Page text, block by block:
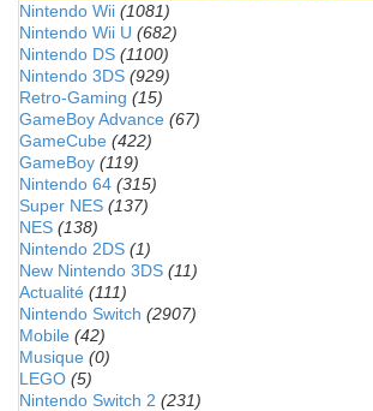
Nintendo Wii (1081)
Nintendo Wii U (682)
Nintendo DS (1100)
Nintendo 3DS (929)
Retro-Gaming (15)
GameBoy Advance (67)
GameCube (422)
GameBoy (119)
Nintendo 64 (315)
Super NES (137)
NES (138)
Nintendo 2DS (1)
New Nintendo 3DS (11)
Actualité (111)
Nintendo Switch (2907)
Mobile (42)
Musique (0)
LEGO (5)
Nintendo Switch 2 (231)